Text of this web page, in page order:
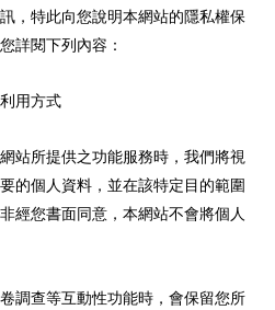
，特此向您說明本網站的隱私權保
詳閱下列內容：
用方式
所提供之功能服務時，我們將視
的個人資料，並在該特定目的範圍
經您書面同意，本網站不會將個人
調查等互動性功能時，會保留您所